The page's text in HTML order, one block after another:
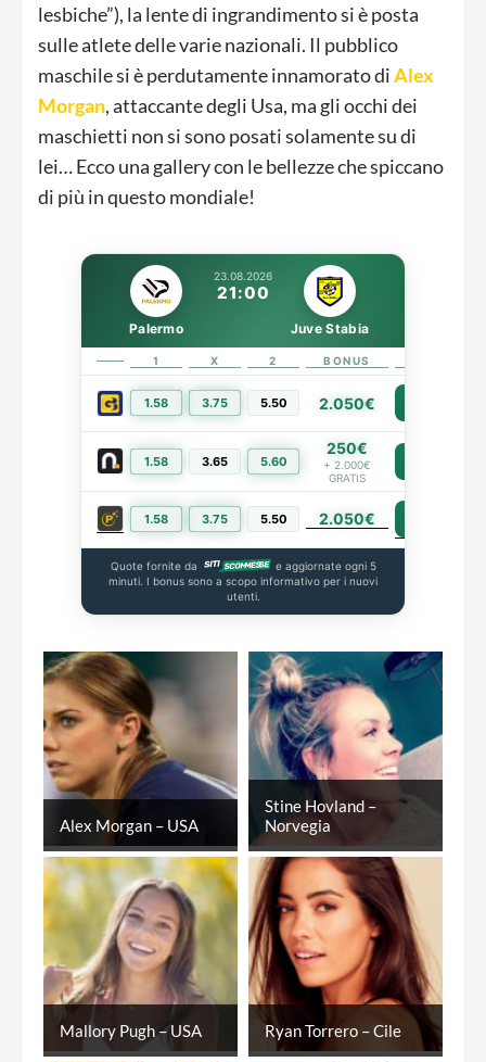
lesbiche”), la lente di ingrandimento si è posta
sulle atlete delle varie nazionali. Il pubblico
maschile si è perdutamente innamorato diAlex
Morgan, attaccante degli Usa, ma gli occhi dei
maschietti non si sono posati solamente su di
lei… Ecco una gallery con le bellezze che spiccano
di più in questo mondiale!
23.08.2026
21:00
Palermo Juve Stabia
1 X 2 BONUS
1.58 3.75 5.50 2.050€
1.58 3.65 5.60
250€
+ 2.000€
GRATIS
1.58 3.75 5.50 2.050€
Quote fornite da
e aggiornate ogni 5
minuti. I bonus sono a scopo informativo per i nuovi
utenti.
Alex Morgan – USA
Stine Hovland –
Norvegia
Mallory Pugh – USA Ryan Torrero – Cile